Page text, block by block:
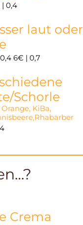
0,4
laut oder
6€ | 0,7
Schorle
KiBa,
Crema